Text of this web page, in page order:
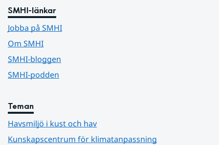
SMHI-länkar
Jobba på SMHI
Om SMHI
SMHI-bloggen
SMHI-podden
Teman
Havsmiljö i kust och hav
Kunskapscentrum för klimatanpassning